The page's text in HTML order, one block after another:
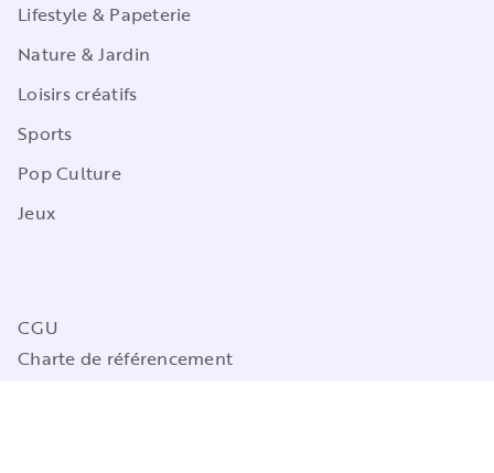
Lifestyle & Papeterie
Nature & Jardin
Loisirs créatifs
Sports
Pop Culture
Jeux
CGU
Charte de référencement